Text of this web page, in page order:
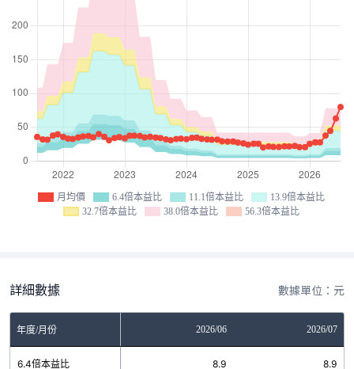
月均價 6.4倍本益比 11.1倍本益比
13.9倍本益比
32.7倍本益比
38.0倍本益比 56.3倍本益比
詳細數據 數據單位：元
年度/月份 2026/06 2026/07
6.4倍本益比 8.9 8.9